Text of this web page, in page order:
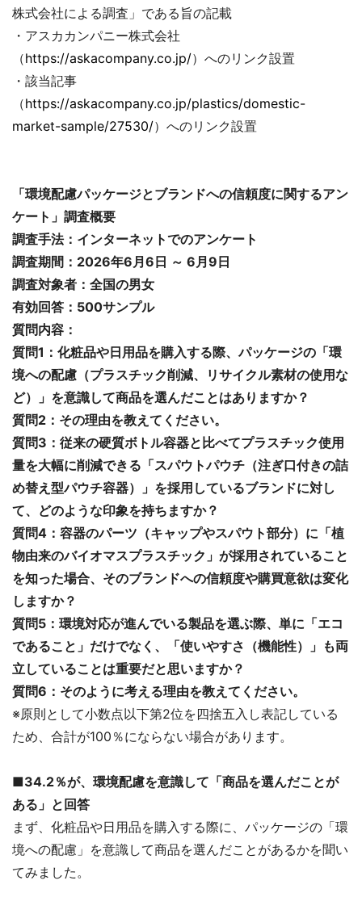
株式会社による調査」である旨の記載
・アスカカンパニー株式会社
（https://askacompany.co.jp/）へのリンク設置
・該当記事
（https://askacompany.co.jp/plastics/domestic-
market-sample/27530/）へのリンク設置
「環境配慮パッケージとブランドへの信頼度に関するアン
ケート」調査概要
調査手法：インターネットでのアンケート
調査期間：2026年6月6日 ～ 6月9日
調査対象者：全国の男女
有効回答：500サンプル
質問内容：
質問1：化粧品や日用品を購入する際、パッケージの「環
境への配慮（プラスチック削減、リサイクル素材の使用な
ど）」を意識して商品を選んだことはありますか？
質問2：その理由を教えてください。
質問3：従来の硬質ボトル容器と比べてプラスチック使用
量を大幅に削減できる「スパウトパウチ（注ぎ口付きの詰
め替え型パウチ容器）」を採用しているブランドに対し
て、どのような印象を持ちますか？
質問4：容器のパーツ（キャップやスパウト部分）に「植
物由来のバイオマスプラスチック」が採用されていること
を知った場合、そのブランドへの信頼度や購買意欲は変化
しますか？
質問5：環境対応が進んでいる製品を選ぶ際、単に「エコ
であること」だけでなく、「使いやすさ（機能性）」も両
立していることは重要だと思いますか？
質問6：そのように考える理由を教えてください。
※原則として小数点以下第2位を四捨五入し表記している
ため、合計が100％にならない場合があります。
■34.2％が、環境配慮を意識して「商品を選んだことが
ある」と回答
まず、化粧品や日用品を購入する際に、パッケージの「環
境への配慮」を意識して商品を選んだことがあるかを聞い
てみました。